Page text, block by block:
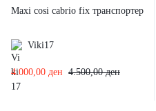
Maxi cosi cabrio fix транспортер
Viki17
4.500,00ден
4.000,00 ден